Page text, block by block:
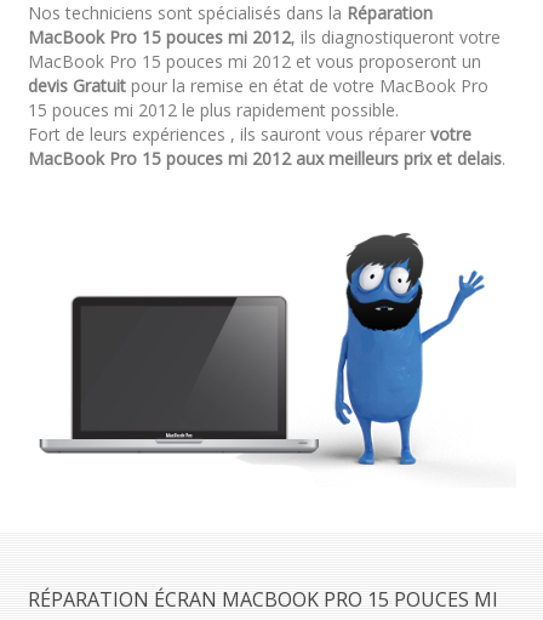
Nos techniciens sont spécialisés dans la Réparation
MacBook Pro 15 pouces mi 2012, ils diagnostiqueront votre
MacBook Pro 15 pouces mi 2012 et vous proposeront un
devis Gratuitpour la remise en état de votre MacBook Pro
15 pouces mi 2012 le plus rapidement possible.
Fort de leurs expériences , ils sauront vous réparer votre
MacBook Pro 15 pouces mi 2012 aux meilleurs prix et delais.
RÉPARATION ÉCRAN MACBOOK PRO 15 POUCES MI